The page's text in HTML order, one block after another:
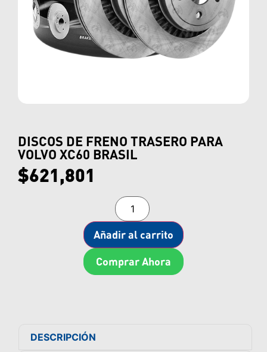
DISCOS DE FRENO TRASERO PARA
VOLVO XC60 BRASIL
$621,801
Añadir al carrito
Comprar Ahora
DESCRIPCIÓN